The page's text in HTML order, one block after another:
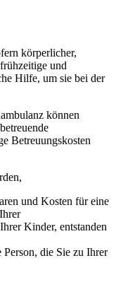
körperlicher,
und
Hilfe, um sie bei der
können
Betreuungskosten
und Kosten für eine
Kinder, entstanden
die Sie zu Ihrer